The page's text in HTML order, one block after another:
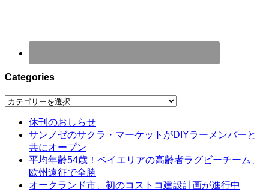
Categories
Categories
休刊のおしらせ
サンノゼのサクラ・マーケットがDIYラーメンバーと
共にオープン
平均年齢54歳！ベイエリアの高齢者ラグビーチーム、
欧州遠征で全勝
オークランド市、初のコストコ建設計画が進行中